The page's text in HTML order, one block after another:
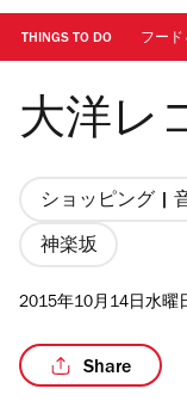
THINGS TO DO フー
大洋レコード
大洋レ
ショッピング |
神楽坂
2015年10月14日水曜
Share